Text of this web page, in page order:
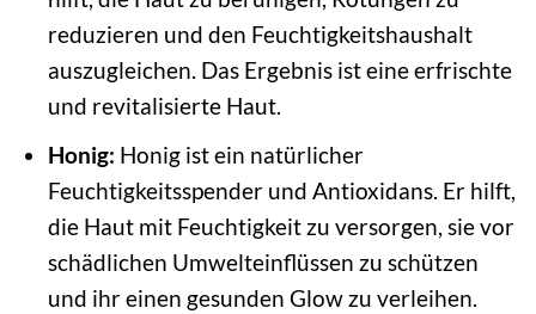
reduzieren und den Feuchtigkeitshaushalt
auszugleichen. Das Ergebnis ist eine erfrischte
und revitalisierte Haut.
Honig: Honig ist ein natürlicher
Feuchtigkeitsspender und Antioxidans. Er hilft,
die Haut mit Feuchtigkeit zu versorgen, sie vor
schädlichen Umwelteinflüssen zu schützen
und ihr einen gesunden Glow zu verleihen.